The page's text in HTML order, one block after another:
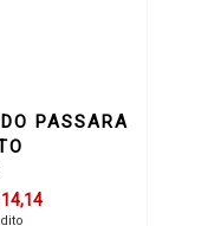
PASSARA
14,14